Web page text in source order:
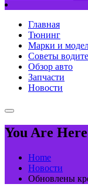
Главная
Тюнинг
Марки и
Советы
Обзор авто
Запчасти
Новости
You Are Here
Home
Новости
Обновлены